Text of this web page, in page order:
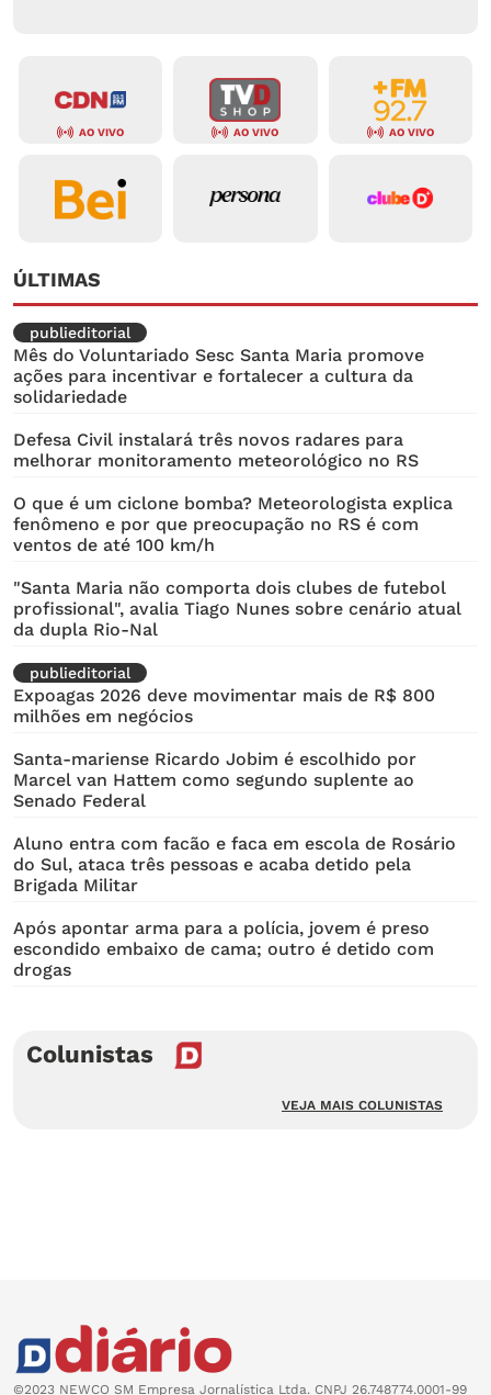
AO VIVO AO VIVO AO VIVO
ÚLTIMAS
publieditorial
Mês do Voluntariado Sesc Santa Maria promove
ações para incentivar e fortalecer a cultura da
solidariedade
Defesa Civil instalará três novos radares para
melhorar monitoramento meteorológico no RS
O que é um ciclone bomba? Meteorologista explica
fenômeno e por que preocupação no RS é com
ventos de até 100 km/h
"Santa Maria não comporta dois clubes de futebol
profissional", avalia Tiago Nunes sobre cenário atual
da dupla Rio-Nal
publieditorial
Expoagas 2026 deve movimentar mais de R$ 800
milhões em negócios
Santa-mariense Ricardo Jobim é escolhido por
Marcel van Hattem como segundo suplente ao
Senado Federal
Aluno entra com facão e faca em escola de Rosário
do Sul, ataca três pessoas e acaba detido pela
Brigada Militar
Após apontar arma para a polícia, jovem é preso
escondido embaixo de cama; outro é detido com
drogas
Colunistas
VEJA MAIS COLUNISTAS
©2023 NEWCO SM Empresa Jornalística Ltda. CNPJ 26.748774.0001-99